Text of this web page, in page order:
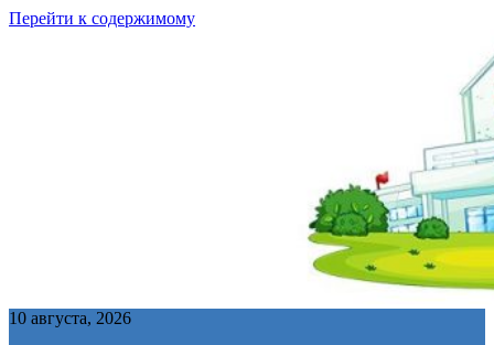
Перейти к содержимому
10 августа, 2026